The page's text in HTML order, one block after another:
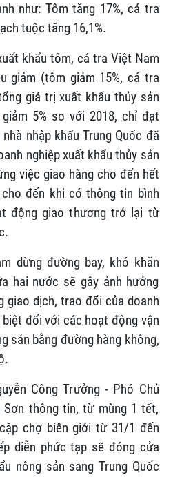
như: Tôm tăng 17%, cá tra
tuộc tăng 16,1%.
khẩu tôm, cá tra Việt Nam
giảm (tôm giảm 15%, cá tra
giá trị xuất khẩu thủy sản
5% so với 2018, chỉ đạt
nhập khẩu Trung Quốc đã
nghiệp xuất khẩu thủy sản
việc giao hàng cho đến hết
đến khi có thông tin bình
động giao thương trở lại từ
dừng đường bay, khó khăn
hai nước sẽ gây ảnh hưởng
giao dịch, trao đổi của doanh
đối với các hoạt động vận
sản bằng đường hàng không,
Công Trưởng - Phó Chủ
Sơn thông tin, từ mùng 1 tết,
chợ biên giới từ 31/1 đến
diễn phức tạp sẽ đóng cửa
nông sản sang Trung Quốc